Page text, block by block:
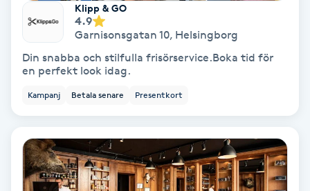
Singelfransar
Sjukgymnastik
Sklerosering
Klipp & GO
4.9
Garnisonsgatan 10, Helsingborg
Din snabba och stilfulla frisörservice.Boka tid för
en perfekt look idag.
Kampanj Betala senare Presentkort